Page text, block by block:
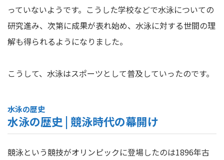
っていないようです。こうした学校などで水泳についての
研究進み、次第に成果が表れ始め、水泳に対する世間の理
解も得られるようになりました。
こうして、水泳はスポーツとして普及していったのです。
水泳の歴史
水泳の歴史 | 競泳時代の幕開け
競泳という競技がオリンピックに登場したのは1896年古